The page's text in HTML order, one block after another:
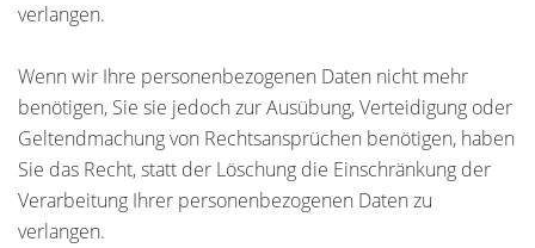
verlangen.
Wenn wir Ihre personenbezogenen Daten nicht mehr
benötigen, Sie sie jedoch zur Ausübung, Verteidigung oder
Geltendmachung von Rechtsansprüchen benötigen, haben
Sie das Recht, statt der Löschung die Einschränkung der
Verarbeitung Ihrer personenbezogenen Daten zu
verlangen.